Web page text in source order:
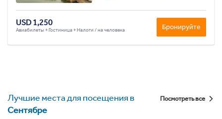
USD 1,250
Авиабилеты + Гостиница + Налоги / на человека Бронируйте
Лучшие места для посещения в
Сентябре
Посмотреть все